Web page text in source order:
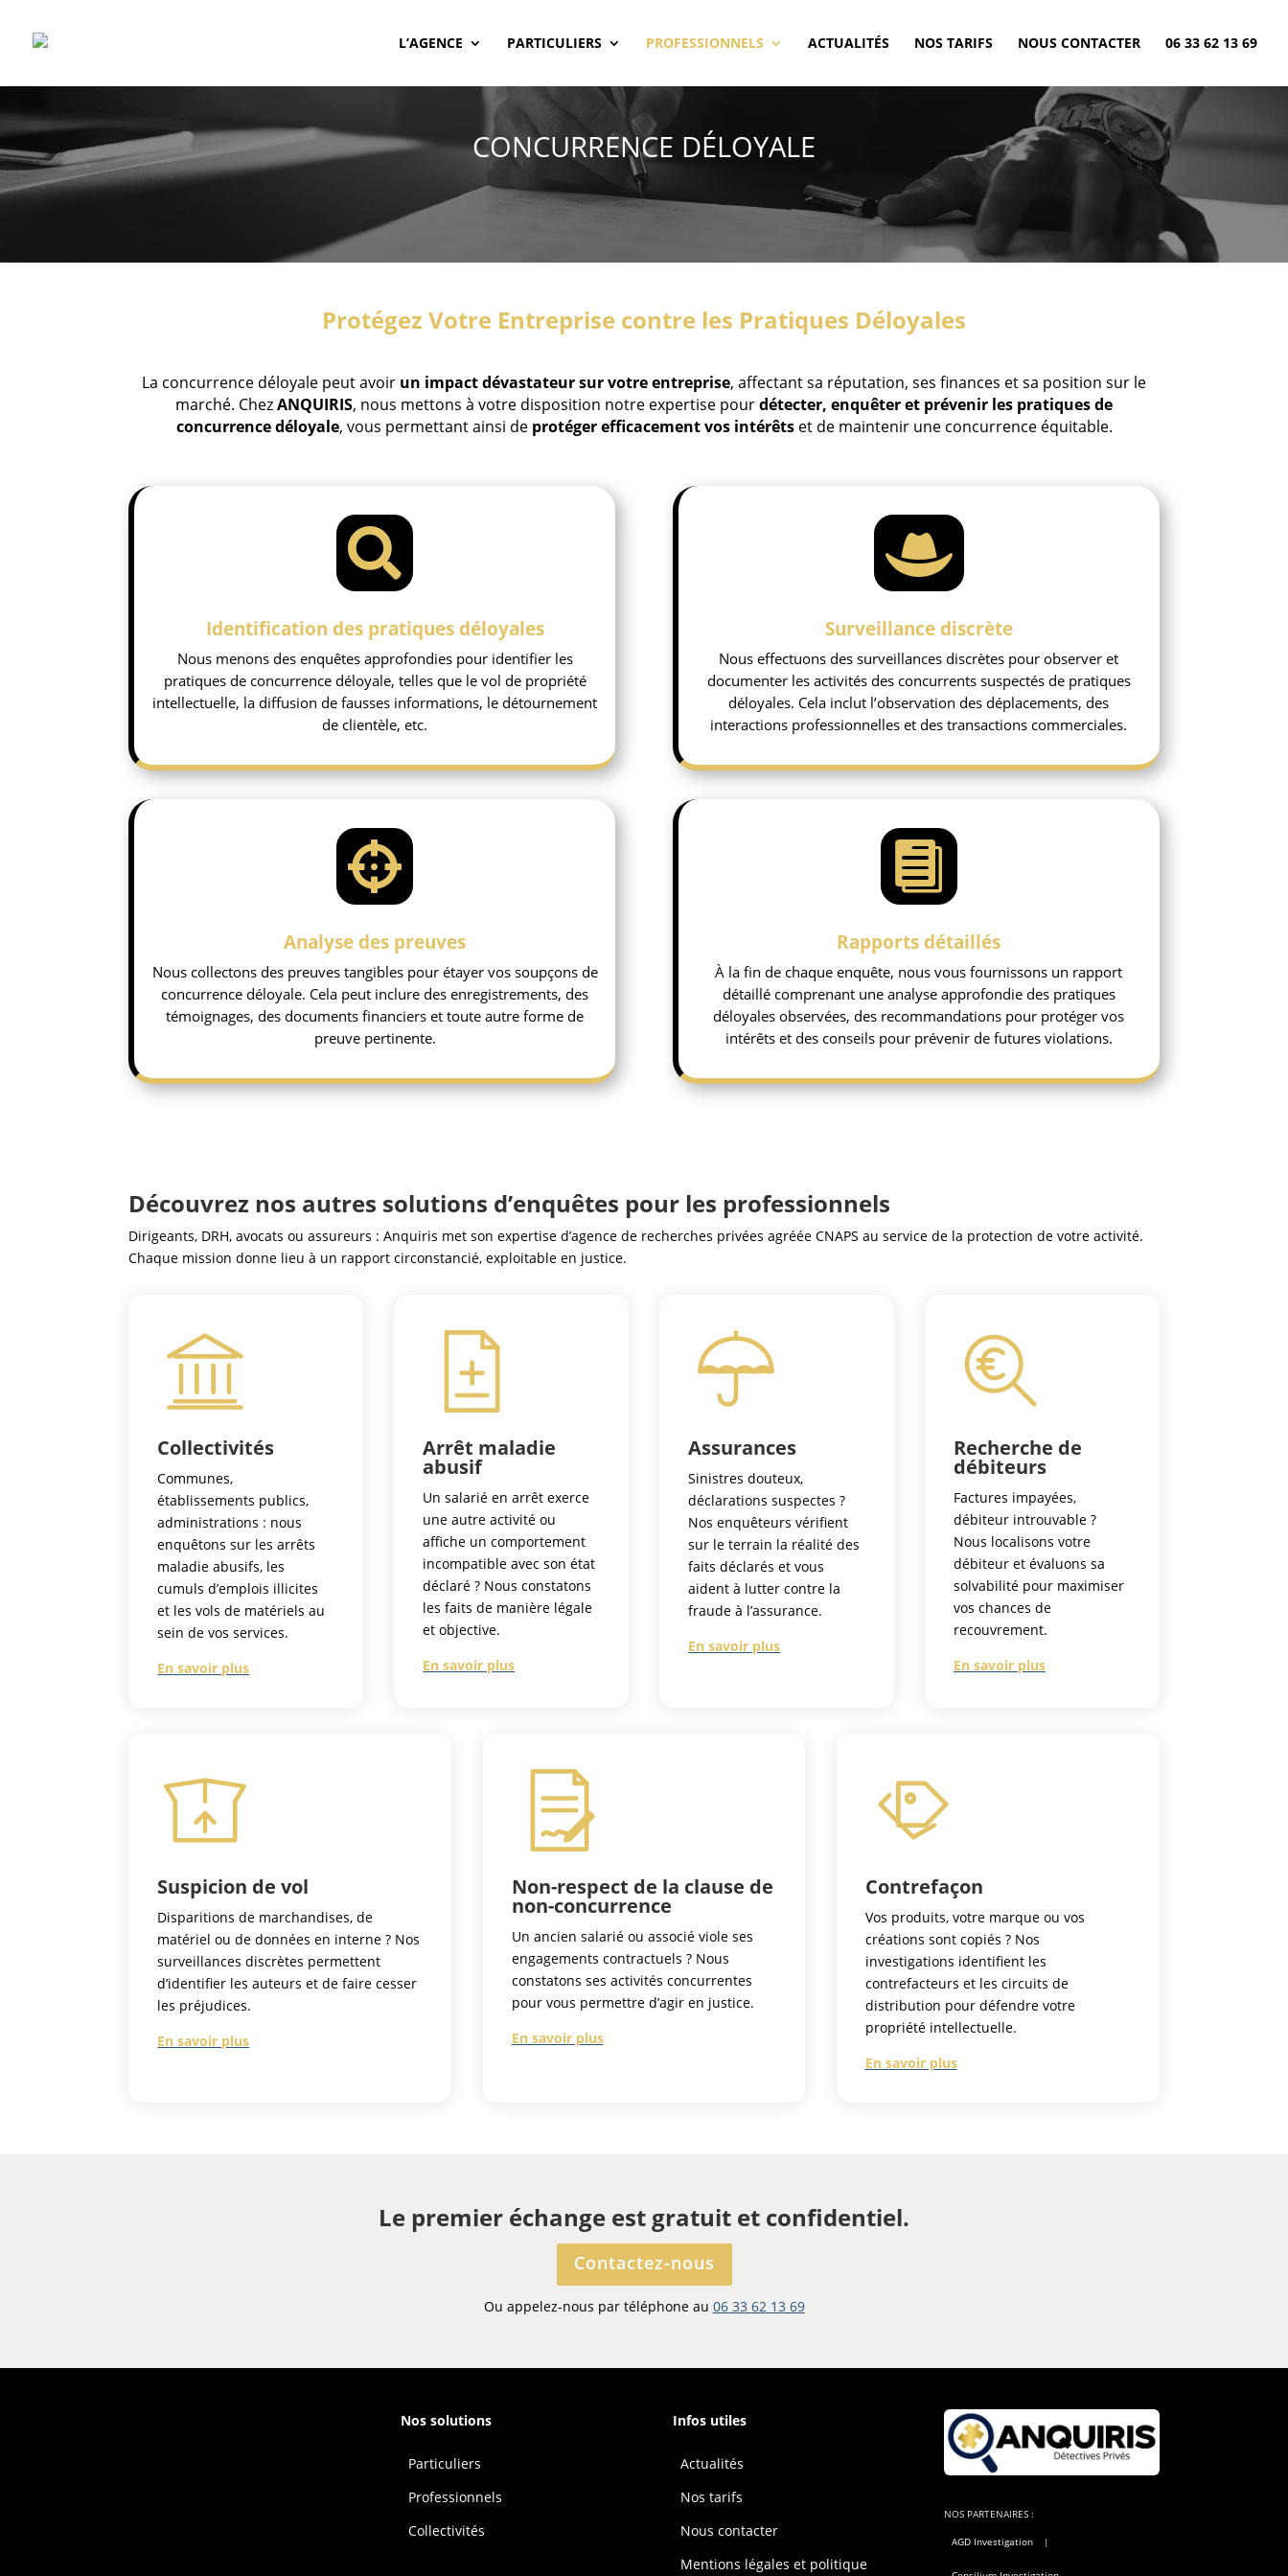
L’AGENCE PARTICULIERS PROFESSIONNELS ACTUALITÉS NOS TARIFS NOUS CONTACTER 06 33 62 13 69
CONCURRENCE DÉLOYALE
Protégez Votre Entreprise contre les Pratiques Déloyales
La concurrence déloyale peut avoir un impact dévastateur sur votre entreprise, affectant sa réputation, ses finances et sa position sur le
marché. ChezANQUIRIS, nous mettons à votre disposition notre expertise pourdétecter, enquêter et prévenir les pratiques de
concurrence déloyale, vous permettant ainsi deprotéger efficacement vos intérêtset de maintenir une concurrence équitable.

Identification des pratiques déloyales
Nous menons des enquêtes approfondies pour identifier les
pratiques de concurrence déloyale, telles que le vol de propriété
intellectuelle, la diffusion de fausses informations, le détournement
de clientèle, etc.

Analyse des preuves
Nous collectons des preuves tangibles pour étayer vos soupçons de
concurrence déloyale. Cela peut inclure des enregistrements, des
témoignages, des documents financiers et toute autre forme de
preuve pertinente.

Surveillance discrète
Nous effectuons des surveillances discrètes pour observer et
documenter les activités des concurrents suspectés de pratiques
déloyales. Cela inclut l’observation des déplacements, des
interactions professionnelles et des transactions commerciales.

Rapports détaillés
À la fin de chaque enquête, nous vous fournissons un rapport
détaillé comprenant une analyse approfondie des pratiques
déloyales observées, des recommandations pour protéger vos
intérêts et des conseils pour prévenir de futures violations.
Découvrez nos autres solutions d’enquêtes pour les professionnels
Dirigeants, DRH, avocats ou assureurs : Anquiris met son expertise d’agence de recherches privées agréée CNAPS au service de la protection de votre activité.
Chaque mission donne lieu à un rapport circonstancié, exploitable en justice.
Collectivités
Communes,
établissements publics,
administrations : nous
enquêtons sur les arrêts
maladie abusifs, les
cumuls d’emplois illicites
et les vols de matériels au
sein de vos services.
En savoir plus
Arrêt maladie
abusif
Un salarié en arrêt exerce
une autre activité ou
affiche un comportement
incompatible avec son état
déclaré ? Nous constatons
les faits de manière légale
et objective.
En savoir plus
Assurances
Sinistres douteux,
déclarations suspectes ?
Nos enquêteurs vérifient
sur le terrain la réalité des
faits déclarés et vous
aident à lutter contre la
fraude à l’assurance.
En savoir plus
Recherche de
débiteurs
Factures impayées,
débiteur introuvable ?
Nous localisons votre
débiteur et évaluons sa
solvabilité pour maximiser
vos chances de
recouvrement.
En savoir plus
Suspicion de vol
Disparitions de marchandises, de
matériel ou de données en interne ? Nos
surveillances discrètes permettent
d’identifier les auteurs et de faire cesser
les préjudices.
En savoir plus
Non-respect de la clause de
non-concurrence
Un ancien salarié ou associé viole ses
engagements contractuels ? Nous
constatons ses activités concurrentes
pour vous permettre d’agir en justice.
En savoir plus
Contrefaçon
Vos produits, votre marque ou vos
créations sont copiés ? Nos
investigations identifient les
contrefacteurs et les circuits de
distribution pour défendre votre
propriété intellectuelle.
En savoir plus
Le premier échange est gratuit et confidentiel.
Contactez-nous
Ou appelez-nous par téléphone au 06 33 62 13 69
Nos solutions
Particuliers
Professionnels
Collectivités
Infos utiles
Actualités
Nos tarifs
Nous contacter
Mentions légales et politique
NOS PARTENAIRES :
AGD Investigation |